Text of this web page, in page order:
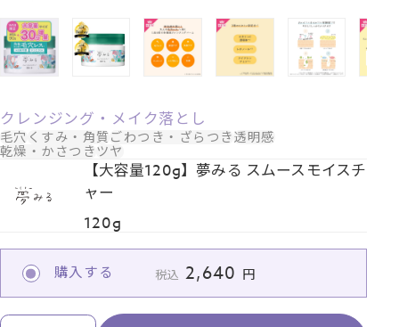
クレンジング・メイク落とし
毛穴 くすみ・角質 ごわつき・ざらつき透明感
乾燥・かさつきツヤ
【大容量120g】夢みる スムースモイスチ
ャー
120g
購入する 税込 2,640